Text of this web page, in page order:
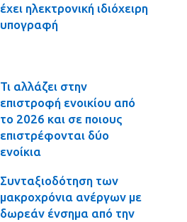
έχει ηλεκτρονική ιδιόχειρη
υπογραφή
Τι αλλάζει στην
επιστροφή ενοικίου από
το 2026 και σε ποιους
επιστρέφονται δύο
ενοίκια
Συνταξιοδότηση των
μακροχρόνια ανέργων με
δωρεάν ένσημα από την